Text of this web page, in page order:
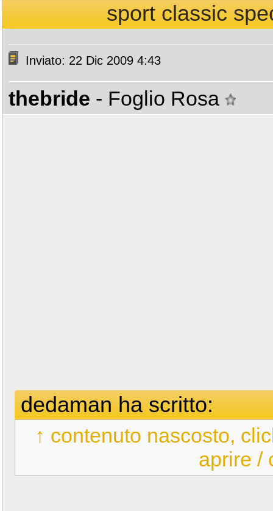
sport classic
Inviato: 22 Dic 2009 4:43
thebride - Foglio Rosa
dedaman ha scritto:
↑ contenuto nascosto,
aprire /